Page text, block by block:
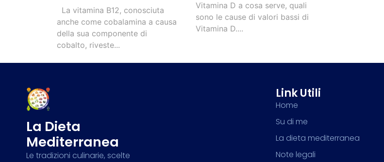
La vitamina B12, conosciuta
anche come cobalamina a causa
della sua componente di
cobalto, riveste...
Vitamina D a cosa serve, quali
sono le cause di valori bassi di
Vitamina D....
La Dieta
Mediterranea
Le tradizioni culinarie, scelte
Link Utili
Home
Su di me
La dieta mediterranea
Note legali